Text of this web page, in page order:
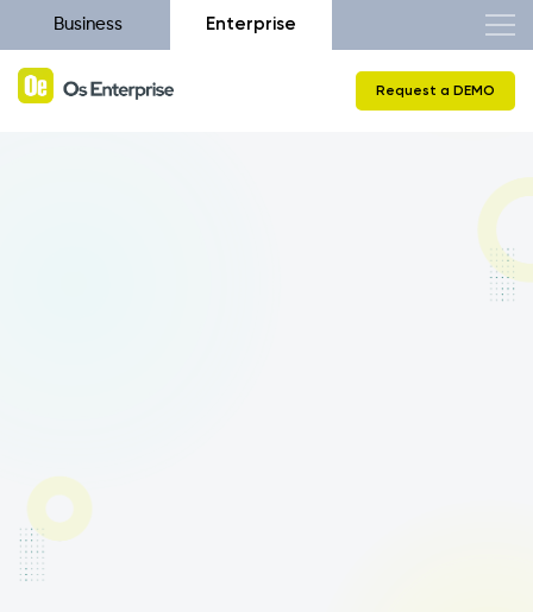
Business Enterprise
Request a DEMO